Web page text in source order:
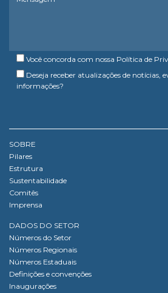
Você concorda com nossa Política de
Deseja receber atualizações de notícias,
informações?
SOBRE
Pilares
Estrutura
Sustentabilidade
Comitês
Imprensa
DADOS DO SETOR
Números do Setor
Números Regionais
Números Estaduais
Definições e convenções
Inaugurações